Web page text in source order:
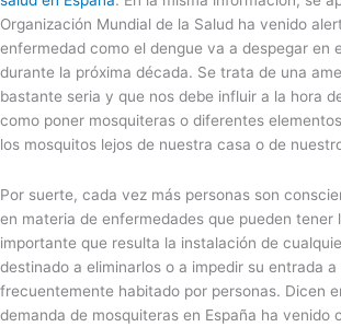
Organización Mundial de la Salud ha venido
enfermedad como el dengue va a despegar en
durante la próxima década. Se trata de una
bastante seria y que nos debe influir a la hora
como poner mosquiteras o diferentes
los mosquitos lejos de nuestra casa o de
Por suerte, cada vez más personas son
en materia de enfermedades que pueden tener
importante que resulta la instalación de
destinado a eliminarlos o a impedir su entrada a
frecuentemente habitado por personas. Dicen
demanda de mosquiteras en España ha venido